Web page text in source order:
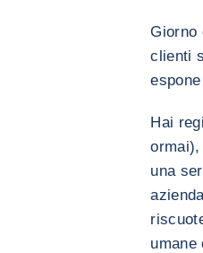
Giorno
clienti
Hai
una